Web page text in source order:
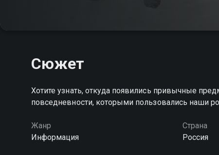
Сюжет
Хотите узнать, откуда появились привычные
повседневности, которыми пользовались наши
Жанр
Информация
Страна
Россия